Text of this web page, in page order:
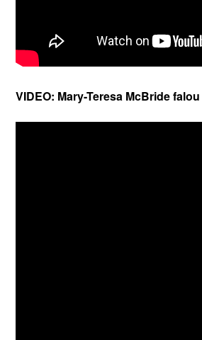
VIDEO: Mary-Teresa McBride